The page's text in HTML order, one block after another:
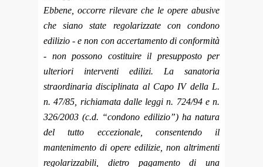
Ebbene, occorre rilevare che le opere abusive
che siano state regolarizzate con condono
edilizio - e non con accertamento di conformità
- non possono costituire il presupposto per
ulteriori interventi edilizi. La sanatoria
straordinaria disciplinata al Capo IV della L.
n. 47/85, richiamata dalle leggi n. 724/94 e n.
326/2003 (c.d. “condono edilizio”) ha natura
del tutto eccezionale, consentendo il
mantenimento di opere edilizie, non altrimenti
regolarizzabili, dietro pagamento di una